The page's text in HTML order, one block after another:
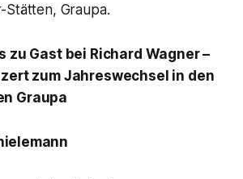
Stätten, Graupa.
zu Gast bei Richard Wagner –
zum Jahreswechsel in den
Graupa